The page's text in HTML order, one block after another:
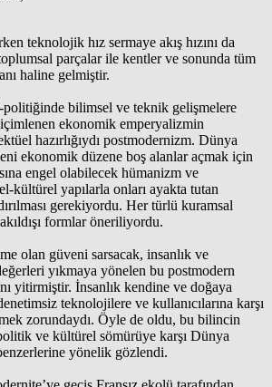
teknolojik hız sermaye akış hızını da
parçalar ile kentler ve sonunda tüm
haline gelmiştir.
politiğinde bilimsel ve teknik gelişmelere
ekonomik emperyalizmin
hazırlığıydı postmodernizm. Dünya
ekonomik düzene boş alanlar açmak için
engel olabilecek hümanizm ve
kültürel yapılarla onları ayakta tutan
gerekiyordu. Her türlü kuramsal
formlar öneriliyordu.
olan güveni sarsacak, insanlık ve
yıkmaya yönelen bu postmodern
yitirmiştir. İnsanlık kendine ve doğaya
teknolojilere ve kullanıcılarına karşı
zorundaydı. Öyle de oldu, bu bilincin
ve kültürel sömürüye karşı Dünya
yönelik gözlendi.